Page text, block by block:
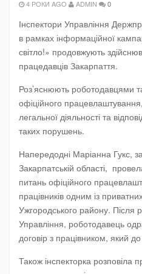
4 РОКИ AGO ADMIN 0
Інспектори Управління
в рамках інформаційної
світло!» продовжують
працедавців Закарпаття.
Роз’яснюють роботодавцями
офіційного
легальної діяльності та
таких порушень.
Напередодні Маріанна Гукс,
Закарпатській області,
питань офіційного
працівників одним із
Ужгородського району. Після
Управління, роботодавець
договір з працівником, який
Також інспекторка розповіла